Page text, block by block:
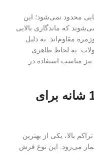
محدود نمی‌شود؛ این
که ماندگاری بالایی
مقاوم‌اند. به دلیل
این محصولات به لحاظ ظاهری
مناسب استفاده در
مزایای خرید فرش 1200 شانه برای
تراکم بالا، یکی از بهترین
می‌رود. این نوع فرش